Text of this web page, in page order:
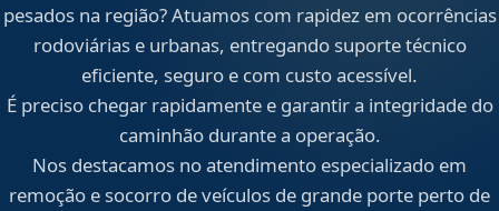
pesados na região? Atuamos com rapidez em ocorrências
rodoviárias e urbanas, entregando suporte técnico
eficiente, seguro e com custo acessível.
É preciso chegar rapidamente e garantir a integridade do
caminhão durante a operação.
Nos destacamos no atendimento especializado em
remoção e socorro de veículos de grande porte perto de